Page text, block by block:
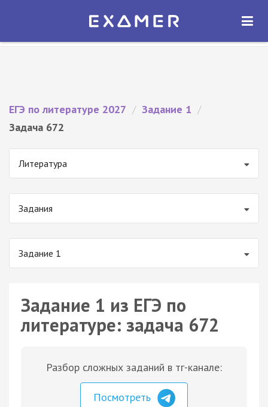
Экзамер — ЕГЭ 2027
ОТКРЫТЬ
ЕГЭ по литературе 2027 / Задание 1 /
Задача 672
Литература
Задания
Задание 1
Задание 1 из ЕГЭ по
литературе: задача 672
Разбор сложных заданий в тг-канале:
Посмотреть